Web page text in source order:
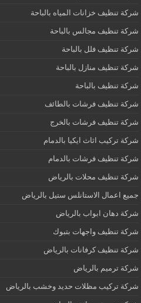
شركة تنظيف خزانات المياه بالباحة
شركة تنظيف مجالس بالباحة
شركة تنظيف فلل بالباحة
شركة تنظيف منازل بالباحة
شركة تنظيف بالباحة
شركة تنظيف فرشات بالطائف
شركة تنظيف فرشات بالخرج
شركة تركيب اثاث ايكيا بالدمام
شركة تنظيف فرشات بالدمام
شركة تنظيف محلات بالرياض
جميع اعمال الاستانلس ستيل بالرياض
شركة دهان ابواب بالرياض
شركة تنظيف واجهات بتبوك
شركة تنظيف كرفانات بالرياض
شركة ترميم بالرياض
شركة تركيب مظلات حديد وخشب بالرياض